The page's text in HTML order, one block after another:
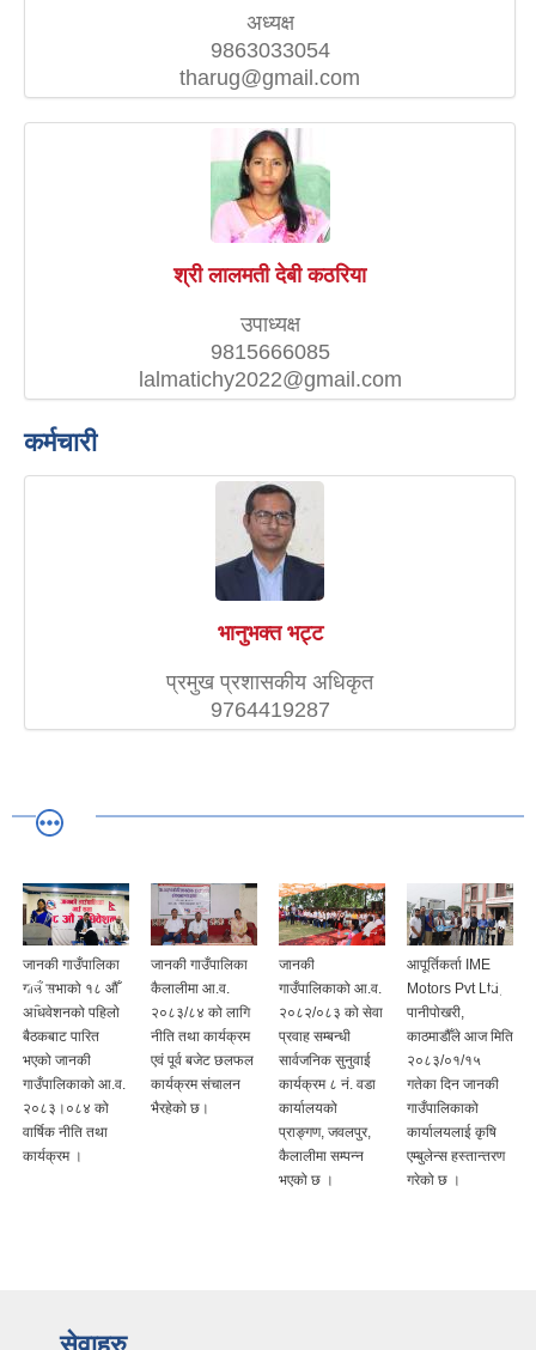
अध्यक्ष
9863033054
tharug@gmail.com
श्री लालमती देबी कठरिया
उपाध्यक्ष
9815666085
lalmatichy2022@gmail.com
कर्मचारी
भानुभक्त भट्ट
प्रमुख प्रशासकीय अधिकृत
9764419287
जानकी गाउँपालिका
गाउँ सभाको १८ औँ
अधिवेशनको पहिलो
बैठकबाट पारित
भएको जानकी
गाउँपालिकाको आ.व.
२०८३।०८४ को
वार्षिक नीति तथा
कार्यक्रम ।
जानकी गाउँपालिका
कैलालीमा आ.व.
२०८३/८४ को लागि
नीति तथा कार्यक्रम
एवं पूर्व बजेट छलफल
कार्यक्रम संचालन
भैरहेको छ।
जानकी
गाउँपालिकाको आ.व.
२०८२/०८३ को सेवा
प्रवाह सम्बन्धी
सार्वजनिक सुनुवाई
कार्यक्रम ८ नं. वडा
कार्यालयको
प्राङ्गण, जवलपुर,
कैलालीमा सम्पन्न
भएको छ ।
आपूर्तिकर्ता IME
Motors Pvt Ltd,
पानीपोखरी,
काठमाडौँले आज मिति
२०८३/०१/१५
गतेका दिन जानकी
गाउँपालिकाको
कार्यालयलाई कृषि
एम्बुलेन्स हस्तान्तरण
गरेको छ ।